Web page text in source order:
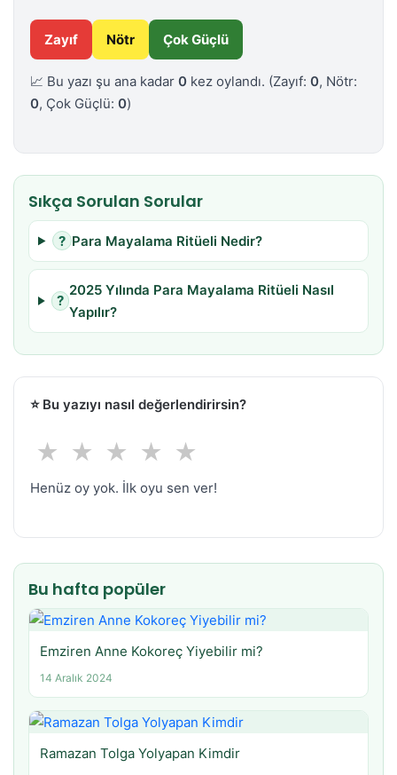
Zayıf Nötr Çok Güçlü
📈 Bu yazı şu ana kadar 0 kez oylandı. (Zayıf: 0, Nötr:
0, Çok Güçlü: 0)
Sıkça Sorulan Sorular
? Para Mayalama Ritüeli Nedir?
?
2025 Yılında Para Mayalama Ritüeli Nasıl
Yapılır?
⭐ Bu yazıyı nasıl değerlendirirsin?
★ ★ ★ ★ ★
Henüz oy yok. İlk oyu sen ver!
Bu hafta popüler
Emziren Anne Kokoreç Yiyebilir mi?
14 Aralık 2024
Ramazan Tolga Yolyapan Kimdir